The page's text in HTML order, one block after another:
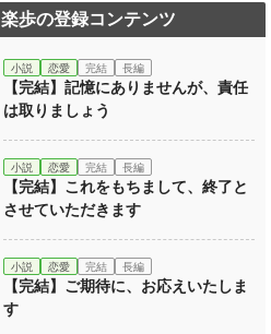
楽歩の登録コンテンツ
小説 恋愛 完結 長編
【完結】記憶にありませんが、責任
は取りましょう
小説 恋愛 完結 長編
【完結】これをもちまして、終了と
させていただきます
小説 恋愛 完結 長編
【完結】ご期待に、お応えいたしま
す